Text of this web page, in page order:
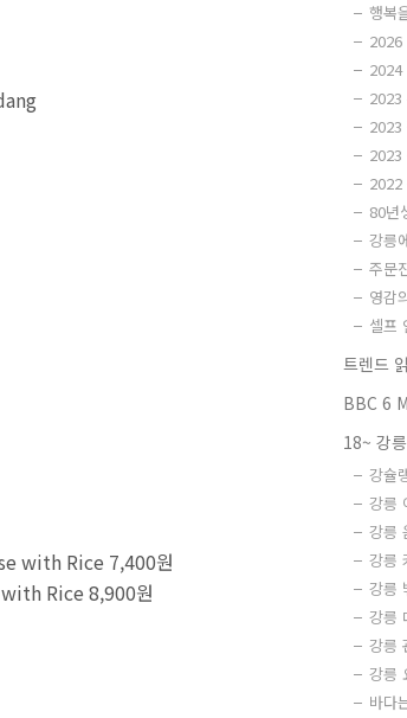
with Rice 7,400원
Rice 8,900원
행복
2026
2024
2023
2023
2023
2022
80년
강릉
주문
영감
셀프
트렌드
BBC 6
18~ 강
강슐
강릉
강릉
강릉
강릉
강릉
강릉
강릉
바다